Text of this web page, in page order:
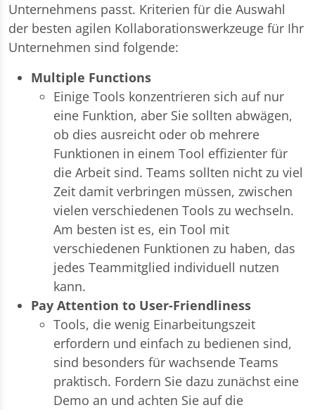
Unternehmens passt. Kriterien für die Auswahl
der besten agilen Kollaborationswerkzeuge für Ihr
Unternehmen sind folgende:
Multiple Functions
Einige Tools konzentrieren sich auf nur
eine Funktion, aber Sie sollten abwägen,
ob dies ausreicht oder ob mehrere
Funktionen in einem Tool effizienter für
die Arbeit sind. Teams sollten nicht zu viel
Zeit damit verbringen müssen, zwischen
vielen verschiedenen Tools zu wechseln.
Am besten ist es, ein Tool mit
verschiedenen Funktionen zu haben, das
jedes Teammitglied individuell nutzen
kann.
Pay Attention to User-Friendliness
Tools, die wenig Einarbeitungszeit
erfordern und einfach zu bedienen sind,
sind besonders für wachsende Teams
praktisch. Fordern Sie dazu zunächst eine
Demo an und achten Sie auf die